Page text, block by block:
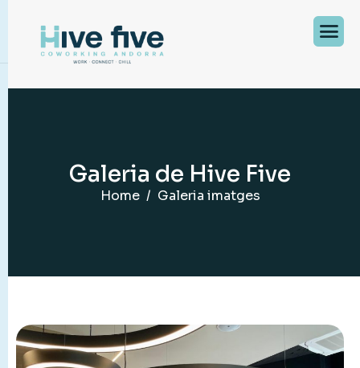
Galeria de Hive Five
Home Galeria imatges